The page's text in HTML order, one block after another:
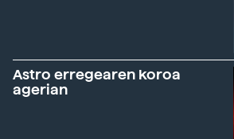
Astro erregearen koroa
agerian